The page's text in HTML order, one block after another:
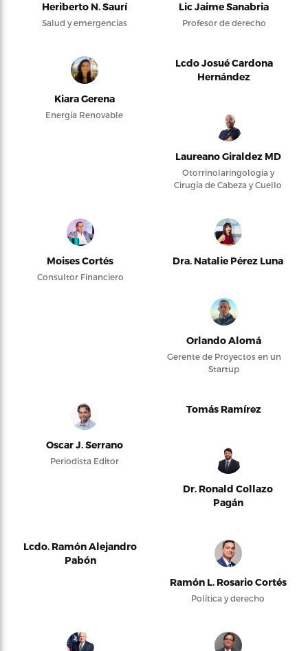
Heriberto N. Saurí
Salud y emergencias
Lic Jaime Sanabria
Profesor de derecho
Kiara Gerena
Energía Renovable
Lcdo Josué Cardona
Hernández
Laureano Giraldez MD
Otorrinolaringología y
Cirugía de Cabeza y Cuello
Moises Cortés
Consultor Financiero
Dra. Natalie Pérez Luna
Orlando Alomá
Gerente de Proyectos en un
Startup
Oscar J. Serrano
Periodista Editor
Tomás Ramírez
Dr. Ronald Collazo
Pagán
Lcdo. Ramón Alejandro
Pabón
Ramón L. Rosario Cortés
Política y derecho